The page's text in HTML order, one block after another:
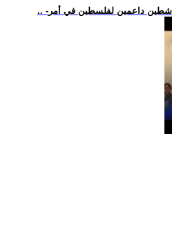
داعمين لفلسطين في أمر